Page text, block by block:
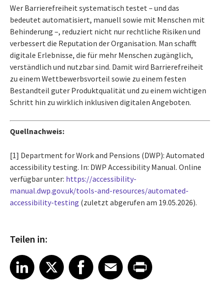
Wer Barrierefreiheit systematisch testet – und das
bedeutet automatisiert, manuell sowie mit Menschen mit
Behinderung –, reduziert nicht nur rechtliche Risiken und
verbessert die Reputation der Organisation. Man schafft
digitale Erlebnisse, die für mehr Menschen zugänglich,
verständlich und nutzbar sind. Damit wird Barrierefreiheit
zu einem Wettbewerbsvorteil sowie zu einem festen
Bestandteil guter Produktqualität und zu einem wichtigen
Schritt hin zu wirklich inklusiven digitalen Angeboten.
Quellnachweis:
[1] Department for Work and Pensions (DWP): Automated
accessibility testing. In: DWP Accessibility Manual. Online
verfügbar unter: https://accessibility-
manual.dwp.gov.uk/tools-and-resources/automated-
accessibility-testing (zuletzt abgerufen am 19.05.2026).
Teilen in:
Share article on LinkedIn
LinkedIn
Share article on XShare article on Facebook
Facebook
Share article on Email
EmailShare article on Print